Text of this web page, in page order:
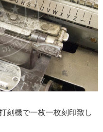
刻機で一枚一枚刻印致し